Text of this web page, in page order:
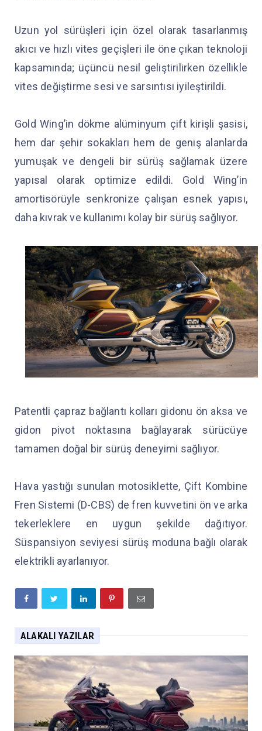
Uzun yol sürüşleri için özel olarak tasarlanmış
akıcı ve hızlı vites geçişleri ile öne çıkan teknoloji
kapsamında; üçüncü nesil geliştirilirken özellikle
vites değiştirme sesi ve sarsıntısı iyileştirildi.
Gold Wing’in dökme alüminyum çift kirişli şasisi,
hem dar şehir sokakları hem de geniş alanlarda
yumuşak ve dengeli bir sürüş sağlamak üzere
yapısal olarak optimize edildi. Gold Wing’in
amortisörüyle senkronize çalışan esnek yapısı,
daha kıvrak ve kullanımı kolay bir sürüş sağlıyor.
Patentli çapraz bağlantı kolları gidonu ön aksa ve
gidon pivot noktasına bağlayarak sürücüye
tamamen doğal bir sürüş deneyimi sağlıyor.
Hava yastığı sunulan motosiklette, Çift Kombine
Fren Sistemi (D-CBS) de fren kuvvetini ön ve arka
tekerleklere en uygun şekilde dağıtıyor.
Süspansiyon seviyesi sürüş moduna bağlı olarak
elektrikli ayarlanıyor.
ALAKALI YAZILAR